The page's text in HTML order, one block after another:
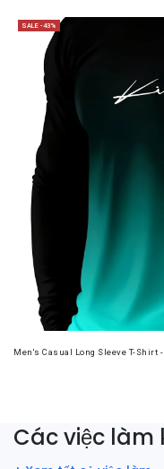
SALE -43%
Men's Casual Long Sleeve T-Shirt
Các việc làm